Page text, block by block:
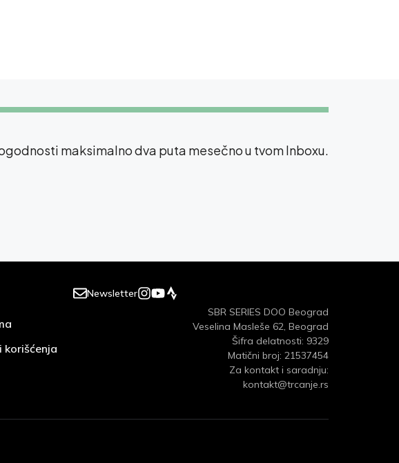
maksimalno dva puta mesečno u tvom Inboxu.
korišćenja
Newsletter
SBR SERIES DOO Beograd
Veselina Masleše 62, Beograd
Šifra delatnosti: 9329
Matični broj: 21537454
Za kontakt i saradnju:
kontakt@trcanje.rs